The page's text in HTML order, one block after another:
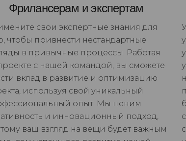
Фрилансерам и экспертам
свои экспертные знания для
чтобы привнести нестандартные
в привычные процессы. Работая
с нашей командой, вы сможете
вклад в развитие и оптимизацию
используя свой уникальный
опыт. Мы ценим
и инновационный подход,
ваш взгляд на вещи будет важным